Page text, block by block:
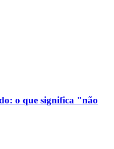
o que significa "não